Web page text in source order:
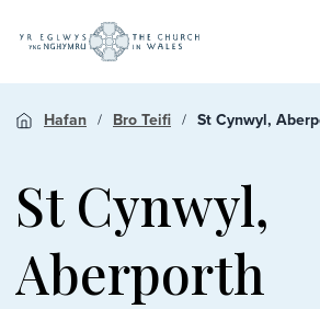
Hafan Bro Teifi St Cynwyl,
St Cynwyl,
Aberporth